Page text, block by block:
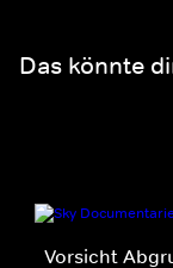
Das könnte
Vorsicht